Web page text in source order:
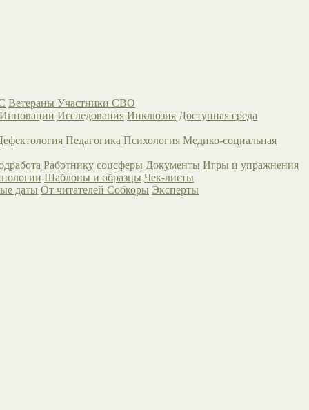
Ветераны Участники СВО
Инновации Исследования Инклюзия Доступная среда
Педагогика Психология Медико-социальная
Работнику соцсферы Документы Игры и упражнения
Шаблоны и образцы Чек-листы
даты От читателейСобкоры Эксперты